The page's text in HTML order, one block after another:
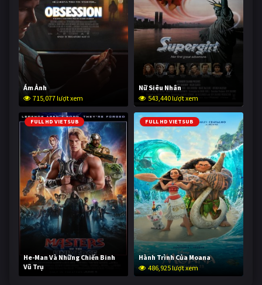
Ám Ảnh
715,077 lượt xem
Nữ Siêu Nhân
543,440 lượt xem
FULL HD VIETSUB
He-Man Và Những Chiến Binh
Vũ Trụ
235,332 lượt xem
FULL HD VIETSUB
Hành Trình Của Moana
486,925 lượt xem